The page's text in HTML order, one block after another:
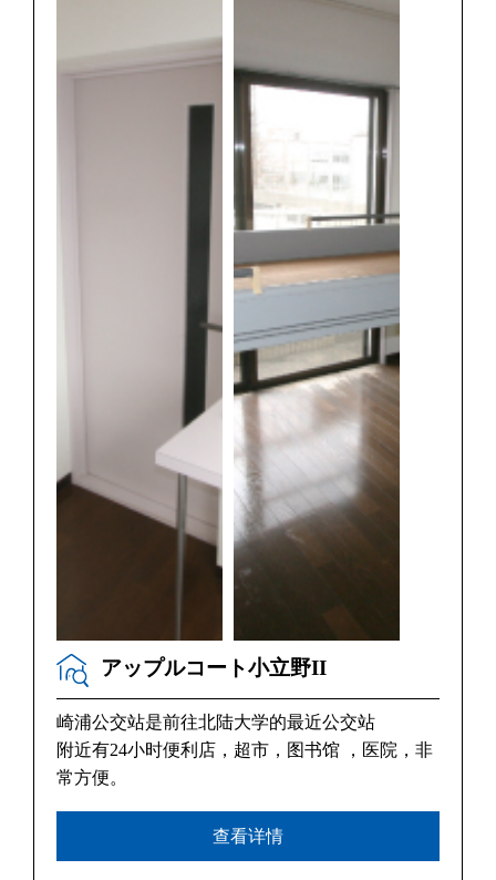
アップルコート小立野II
崎浦公交站是前往北陆大学的最近公交站
附近有24小时便利店，超市，图书馆 ，医院，非
常方便。
查看详情